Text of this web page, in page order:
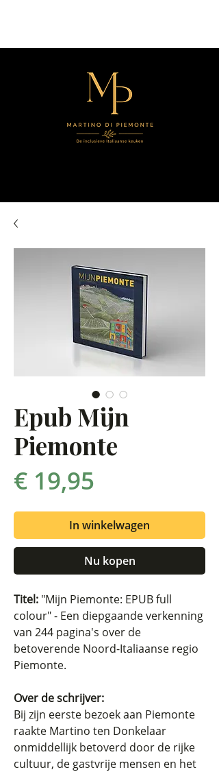
Epub Mijn
Piemonte
€ 19,95
In winkelwagen
Nu kopen
Titel: "Mijn Piemonte: EPUB full
colour" - Een diepgaande verkenning
van 244 pagina's over de
betoverende Noord-Italiaanse regio
Piemonte.
Over de schrijver:
Bij zijn eerste bezoek aan Piemonte
raakte Martino ten Donkelaar
onmiddellijk betoverd door de rijke
cultuur, de gastvrije mensen en het